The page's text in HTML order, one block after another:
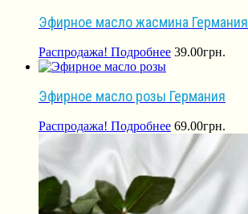
Эфирное масло жасмина Германия
Распродажа! Подробнее 39.00грн.
Эфирное масло розы Германия
Распродажа! Подробнее 69.00грн.